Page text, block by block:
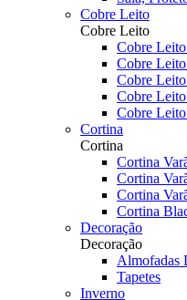
Cobre Leito
Cobre Leito
Cobre
Cobre
Cobre
Cobre
Cobre
Cortina
Cortina
Cortina
Cortina
Cortina
Cortina
Decoração
Decoração
Almofadas
Tapetes
Inverno